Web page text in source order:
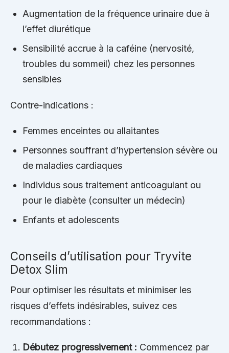
Augmentation de la fréquence urinaire due à
l’effet diurétique
Sensibilité accrue à la caféine (nervosité,
troubles du sommeil) chez les personnes
sensibles
Contre-indications :
Femmes enceintes ou allaitantes
Personnes souffrant d’hypertension sévère ou
de maladies cardiaques
Individus sous traitement anticoagulant ou
pour le diabète (consulter un médecin)
Enfants et adolescents
Conseils d’utilisation pour Tryvite
Detox Slim
Pour optimiser les résultats et minimiser les
risques d’effets indésirables, suivez ces
recommandations :
Débutez progressivement : Commencez par